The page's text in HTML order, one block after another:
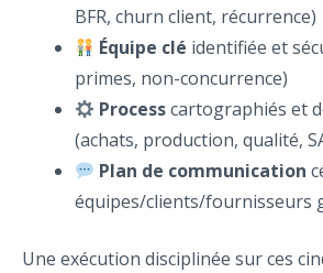
BFR, churn client, récurrence)
Équipe clé identifiée et
primes, non-concurrence)
Processcartographiés et
(achats, production, qualité,
Plan de communication
équipes/clients/fournisseurs
Une exécution disciplinée sur ces